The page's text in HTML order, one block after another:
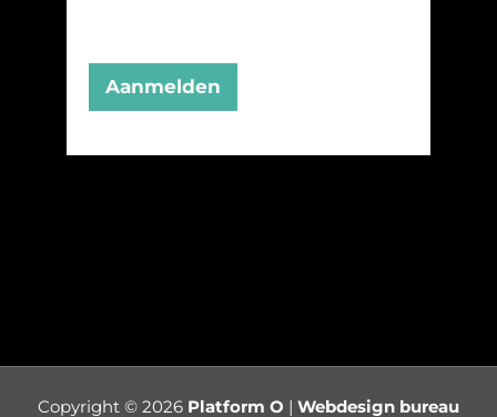
Aanmelden
Copyright © 2026 Platform O | Webdesign bureau